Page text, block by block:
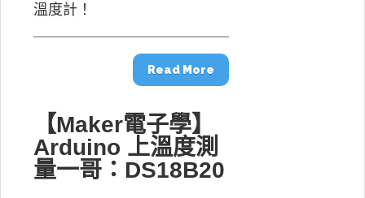
溫度計！
Read More
【Maker電子學】
Arduino 上溫度測
量一哥：DS18B20